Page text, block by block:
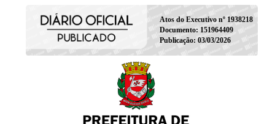
Atos do Executivo nº 1938218
Documento: 151964409
Publicação: 03/03/2026